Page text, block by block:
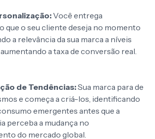
Você entrega
que o seu cliente deseja no momento
a relevância da sua marca a níveis
a taxa de conversão real.
de Tendências:Sua marca para de
e começa a criá-los, identificando
emergentes antes que a
perceba a mudança no
do mercado global.